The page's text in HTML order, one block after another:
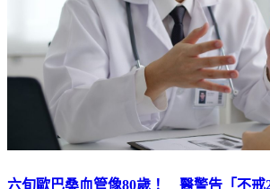
六旬歐巴桑血管像80歲！ 醫警告「不戒